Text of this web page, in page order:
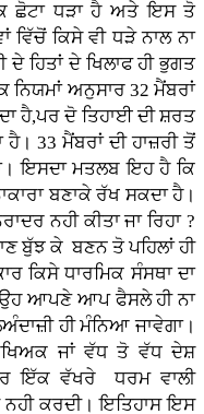
ਛੋਟਾ ਧੜਾ ਹੈ ਅਤੇ ਇਸ ਤੋ
ਵਿੱਚੋਂ ਕਿਸੇ ਵੀ ਧੜੇ ਨਾਲ ਨਾ
ਹਿਤਾਂ ਦੇ ਖਿਲਾਫ ਹੀ ਭੁਗਤ
ਨਿਯਮਾਂ ਅਨੁਸਾਰ 32 ਮੈਂਬਰਾਂ
ਹੈ,ਪਰ ਦੋ ਤਿਹਾਈ ਦੀ ਸ਼ਰਤ
33 ਮੈਂਬਰਾਂ ਦੀ ਹਾਜ਼ਰੀ ਤੋਂ
ਇਸਦਾ ਮਤਲਬ ਇਹ ਹੈ ਕਿ
ਬਣਾਕੇ ਰੱਖ ਸਕਦਾ ਹੈ।
ਨਹੀ ਕੀਤਾ ਜਾ ਰਿਹਾ ?
ਬੁੱਝ ਕੇ ਬਣਨ ਤੋ ਪਹਿਲਾਂ ਹੀ
ਕਿਸੇ ਧਾਰਮਿਕ ਸੰਸਥਾ ਦਾ
ਉਹ ਆਪਣੇ ਆਪ ਫੈਸਲੇ ਹੀ ਨਾ
ਹੀ ਮੰਨਿਆ ਜਾਵੇਗਾ।
ਜਾਂ ਵੱਧ ਤੋ ਵੱਧ ਦੇਸ਼
ਇੱਕ ਵੱਖਰੇ ਧਰਮ ਵਾਲੀ
ਕਰਦੀ। ਇਤਿਹਾਸ ਇਸ